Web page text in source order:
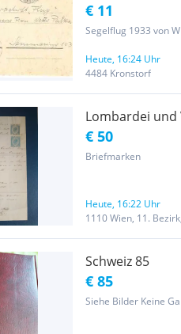
€ 11
Segelflug 1933 von
Heute, 16:24 Uhr
4484 Kronstorf
Lombardei und
€ 50
Briefmarken
Heute, 16:22 Uhr
1110 Wien, 11.
Schweiz 85
€ 85
Siehe Bilder Keine